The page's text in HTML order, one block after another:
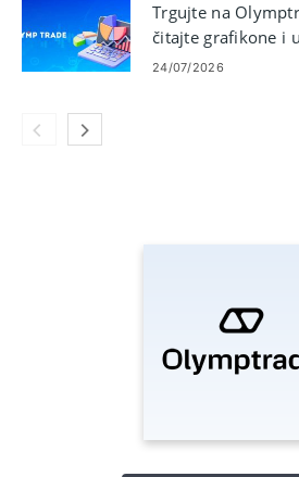
Trgujte na
čitajte grafikone i
rizikom
24/07/2026